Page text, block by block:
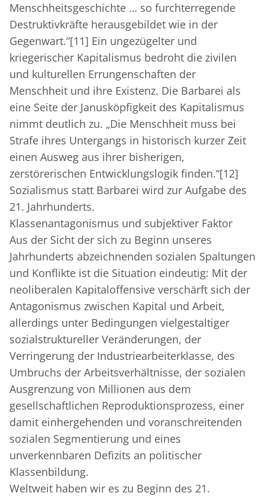
Menschheitsgeschichte … so furchterregende
Destruktivkräfte herausgebildet wie in der
Gegenwart.“[11] Ein ungezügelter und
kriegerischer Kapitalismus bedroht die zivilen
und kulturellen Errungenschaften der
Menschheit und ihre Existenz. Die Barbarei als
eine Seite der Janusköpfigkeit des Kapitalismus
nimmt deutlich zu. „Die Menschheit muss bei
Strafe ihres Untergangs in historisch kurzer Zeit
einen Ausweg aus ihrer bisherigen,
zerstörerischen Entwicklungslogik finden.“[12]
Sozialismus statt Barbarei wird zur Aufgabe des
21. Jahrhunderts.
Klassenantagonismus und subjektiver Faktor
Aus der Sicht der sich zu Beginn unseres
Jahrhunderts abzeichnenden sozialen Spaltungen
und Konflikte ist die Situation eindeutig: Mit der
neoliberalen Kapitaloffensive verschärft sich der
Antagonismus zwischen Kapital und Arbeit,
allerdings unter Bedingungen vielgestaltiger
sozialstruktureller Veränderungen, der
Verringerung der Industriearbeiterklasse, des
Umbruchs der Arbeitsverhältnisse, der sozialen
Ausgrenzung von Millionen aus dem
gesellschaftlichen Reproduktionsprozess, einer
damit einhergehenden und voranschreitenden
sozialen Segmentierung und eines
unverkennbaren Defizits an politischer
Klassenbildung.
Weltweit haben wir es zu Beginn des 21.